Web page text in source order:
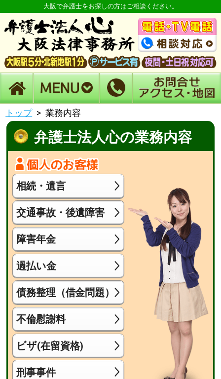
大阪で弁護士をお探しの方はご相談ください。
トップ 業務内容
弁護士法人心の業務内容
相続・遺言
交通事故・後遺障害
障害年金
過払い金
債務整理（借金問題）
不倫慰謝料
ビザ(在留資格)
刑事事件